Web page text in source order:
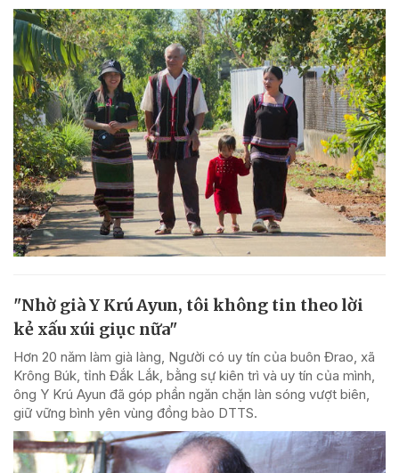
"Nhờ già Y Krú Ayun, tôi không tin theo lời
kẻ xấu xúi giục nữa"
Hơn 20 năm làm già làng, Người có uy tín của buôn Đrao, xã
Krông Búk, tỉnh Đắk Lắk, bằng sự kiên trì và uy tín của mình,
ông Y Krú Ayun đã góp phần ngăn chặn làn sóng vượt biên,
giữ vững bình yên vùng đồng bào DTTS.